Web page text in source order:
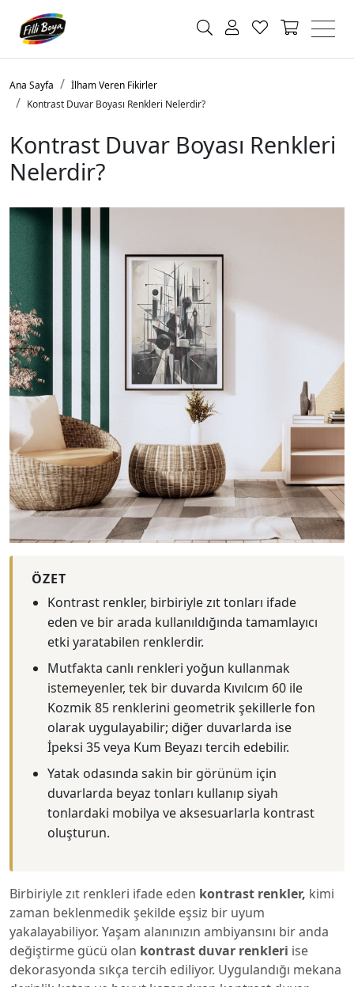
Ana Sayfa
İlham Veren Fikirler
Kontrast Duvar Boyası Renkleri Nelerdir?
Kontrast Duvar Boyası Renkleri
Nelerdir?
ÖZET
Kontrast renkler, birbiriyle zıt tonları ifade
eden ve bir arada kullanıldığında tamamlayıcı
etki yaratabilen renklerdir.
Mutfakta canlı renkleri yoğun kullanmak
istemeyenler, tek bir duvarda Kıvılcım 60 ile
Kozmik 85 renklerini geometrik şekillerle fon
olarak uygulayabilir; diğer duvarlarda ise
İpeksi 35 veya Kum Beyazı tercih edebilir.
Yatak odasında sakin bir görünüm için
duvarlarda beyaz tonları kullanıp siyah
tonlardaki mobilya ve aksesuarlarla kontrast
oluşturun.
Birbiriyle zıt renkleri ifade eden kontrast renkler, kimi
zaman beklenmedik şekilde eşsiz bir uyum
yakalayabiliyor. Yaşam alanınızın ambiyansını bir anda
değiştirme gücü olan kontrast duvar renkleri ise
dekorasyonda sıkça tercih ediliyor. Uygulandığı mekana